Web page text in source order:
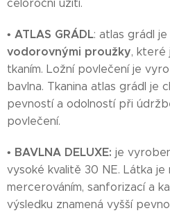
celoroční užití.
• ATLAS GRÁDL: atlas grádl
vodorovnými proužky, které
tkaním. Ložní povlečení je
bavlna. Tkanina atlas grádl je
pevností a odolností při
povlečení.
• BAVLNA DELUXE: je
vysoké kvalitě 30 NE. Látka je
mercerováním, sanforizací a
výsledku znamená vyšší